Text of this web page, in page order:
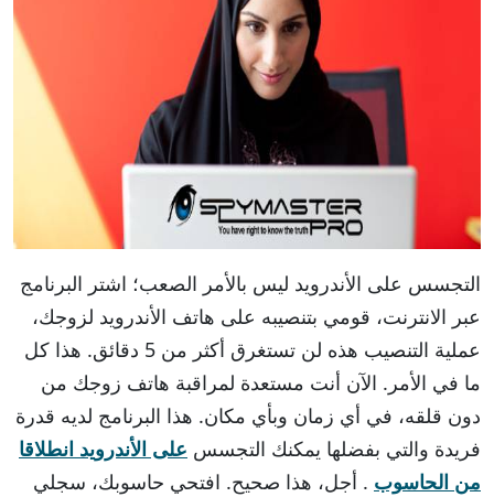
التجسس على الأندرويد ليس بالأمر الصعب؛ اشتر البرنامج
عبر الانترنت، قومي بتنصيبه على هاتف الأندرويد لزوجك،
عملية التنصيب هذه لن تستغرق أكثر من 5 دقائق. هذا كل
ما في الأمر. الآن أنت مستعدة لمراقبة هاتف زوجك من
دون قلقه، في أي زمان وبأي مكان. هذا البرنامج لديه قدرة
فريدة والتي بفضلها يمكنك التجسس على الأندرويد انطلاقا
من الحاسوب . أجل، هذا صحيح. افتحي حاسوبك، سجلي